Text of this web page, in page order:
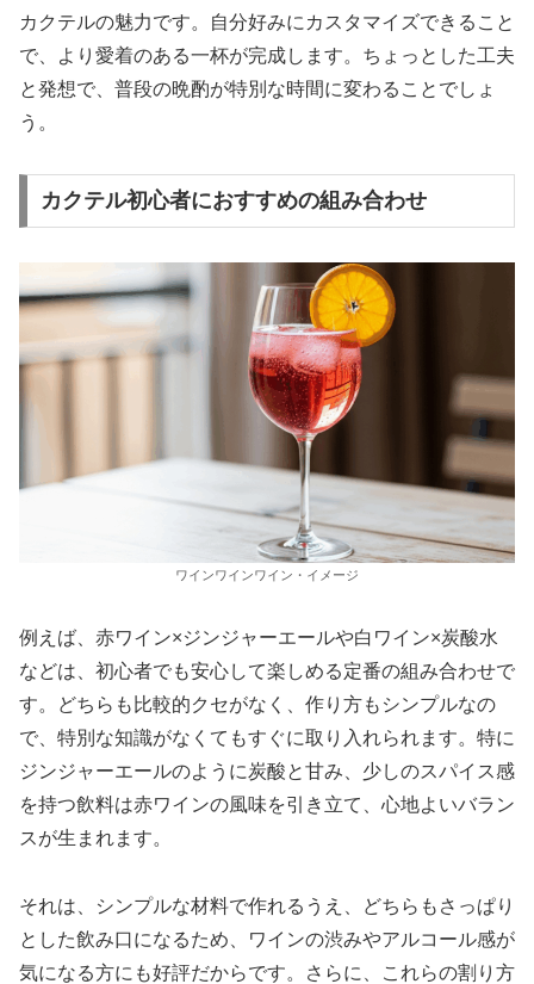
カクテルの魅力です。自分好みにカスタマイズできること
で、より愛着のある一杯が完成します。ちょっとした工夫
と発想で、普段の晩酌が特別な時間に変わることでしょ
う。
カクテル初心者におすすめの組み合わせ
ワインワインワイン・イメージ
例えば、赤ワイン×ジンジャーエールや白ワイン×炭酸水
などは、初心者でも安心して楽しめる定番の組み合わせで
す。どちらも比較的クセがなく、作り方もシンプルなの
で、特別な知識がなくてもすぐに取り入れられます。特に
ジンジャーエールのように炭酸と甘み、少しのスパイス感
を持つ飲料は赤ワインの風味を引き立て、心地よいバラン
スが生まれます。
それは、シンプルな材料で作れるうえ、どちらもさっぱり
とした飲み口になるため、ワインの渋みやアルコール感が
気になる方にも好評だからです。さらに、これらの割り方